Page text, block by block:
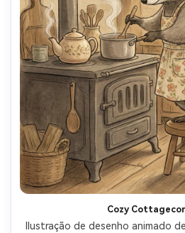
Cozy
Ilustração de desenho animado